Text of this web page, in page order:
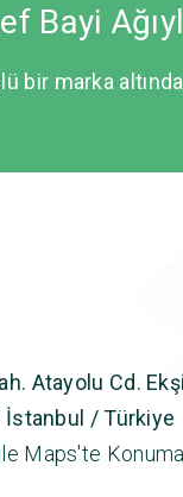
Bayi
bir marka
Atayolu Cd.
İstanbul / Türkiye
Maps'te